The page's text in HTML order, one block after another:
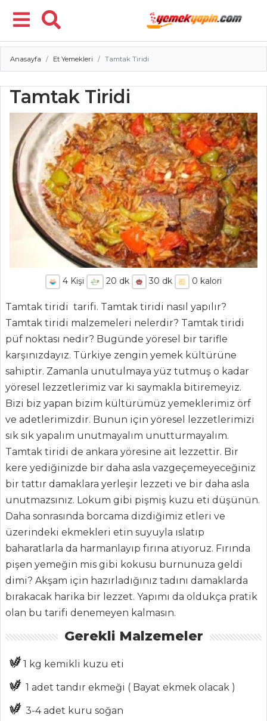
Menü
ANASAYFA
BLOG
Medya
Aktüel
Haber
MENÜLER
Tüm
Kategoriler
Bezelyeli Kuskus
Anasayfa Et Yemekleri Tamtak Tiridi
Tamtak Tiridi
4Kişi 20 dk 30 dk 0 kalori
Tamtak tiridi tarifi. Tamtak tiridi nasıl yapılır?
Tamtak tiridi malzemeleri nelerdir? Tamtak tiridi
püf noktası nedir? Bugünde yöresel bir tarifle
karşınızdayız. Türkiye zengin yemek kültürüne
sahiptir. Zamanla unutulmaya yüz tutmuş o kadar
yöresel lezzetlerimiz var ki saymakla bitiremeyiz.
Bizi biz yapan bizim kültürümüz yemeklerimiz örf
ve adetlerimizdir. Bunun için yöresel lezzetlerimizi
sık sık yapalım unutmayalım unutturmayalım.
Tamtak tiridi de ankara yöresine ait lezzettir. Bir
kere yediğinizde bir daha asla vazgeçemeyeceğiniz
bir tattır damaklara yerleşir lezzeti ve bir daha asla
unutmazsınız. Lokum gibi pişmiş kuzu eti düşünün.
Daha sonrasında borcama dizdiğimiz etleri ve
üzerindeki ekmekleri etin suyuyla ıslatıp
baharatlarla da harmanlayıp fırına atıyoruz. Fırında
pişen yemeğin mis gibi kokusu burnunuza geldi
dimi? Akşam için hazırladığınız tadını damaklarda
bırakacak harika bir lezzet. Yapımı da oldukça pratik
olan bu tarifi denemeyen kalmasın.
Gerekli Malzemeler
1 kg kemikli kuzu eti
1 adet tandır ekmeği ( Bayat ekmek olacak )
3-4 adet kuru soğan